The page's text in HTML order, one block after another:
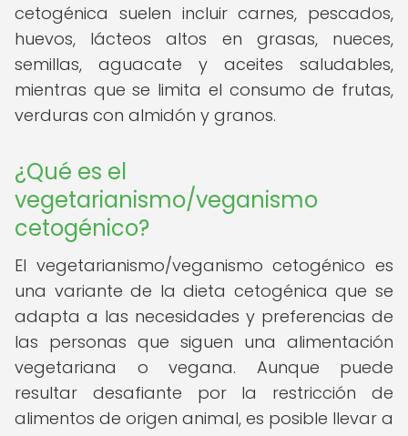
cetogénica suelen incluir carnes, pescados,
huevos, lácteos altos en grasas, nueces,
semillas, aguacate y aceites saludables,
mientras que se limita el consumo de frutas,
verduras con almidón y granos.
¿Qué es el
vegetarianismo/veganismo
cetogénico?
El vegetarianismo/veganismo cetogénico es
una variante de la dieta cetogénica que se
adapta a las necesidades y preferencias de
las personas que siguen una alimentación
vegetariana o vegana. Aunque puede
resultar desafiante por la restricción de
alimentos de origen animal, es posible llevar a